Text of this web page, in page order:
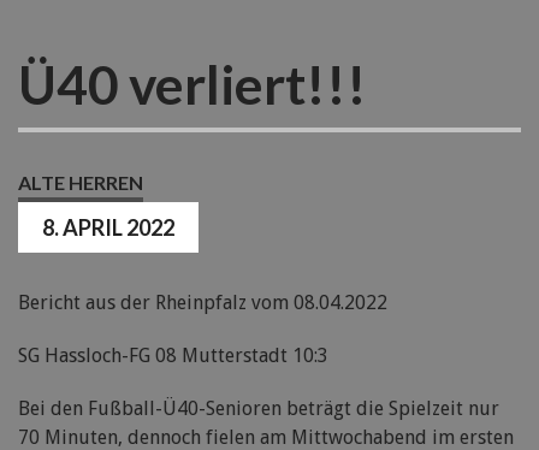
Ü40 verliert!!!
ALTE HERREN
8. APRIL 2022
Bericht aus der Rheinpfalz vom 08.04.2022
SG Hassloch-FG 08 Mutterstadt 10:3
Bei den Fußball-Ü40-Senioren beträgt die Spielzeit nur
70 Minuten, dennoch fielen am Mittwochabend im ersten